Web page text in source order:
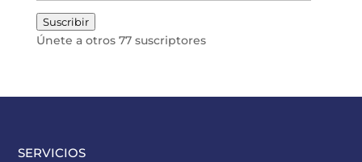
de
email
Suscribir
Únete a otros 77 suscriptores
SERVICIOS